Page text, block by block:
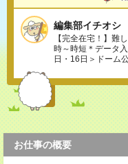
編集部イチオシ
【完全在宅！】難
時～時短＊データ
日・16日＞ドーム
お仕事の概要